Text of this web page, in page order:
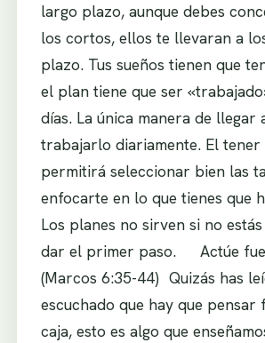
largo plazo, aunque debes
los cortos, ellos te llevaran a
plazo. Tus sueños tienen que
el plan tiene que ser
días. La única manera de llegar
trabajarlo diariamente. El
permitirá seleccionar bien las
enfocarte en lo que tienes que
Los planes no sirven si no
dar el primer paso. Actúe
(Marcos 6:35-44) Quizás has
escuchado que hay que pensar
caja, esto es algo que